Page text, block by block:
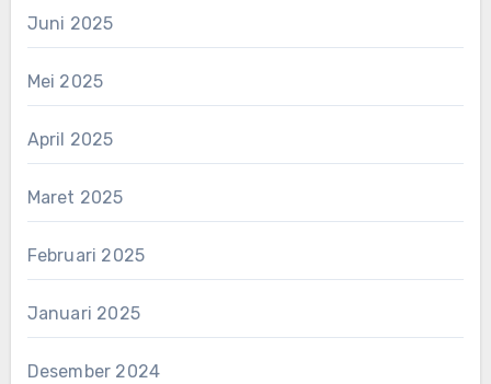
Juni 2025
Mei 2025
April 2025
Maret 2025
Februari 2025
Januari 2025
Desember 2024